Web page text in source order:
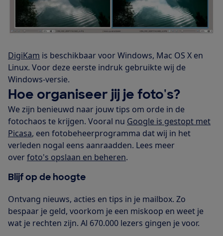
DigiKam is beschikbaar voor Windows, Mac OS X en
Linux. Voor deze eerste indruk gebruikte wij de
Windows-versie.
Hoe organiseer jij je foto's?
We zijn benieuwd naar jouw tips om orde in de
fotochaos te krijgen. Vooral nu Google is gestopt met
Picasa, een fotobeheerprogramma dat wij in het
verleden nogal eens aanraadden. Lees meer
overfoto's opslaan en beheren.
Blijf op de hoogte
Ontvang nieuws, acties en tips in je mailbox. Zo
bespaar je geld, voorkom je een miskoop en weet je
wat je rechten zijn. Al 670.000 lezers gingen je voor.